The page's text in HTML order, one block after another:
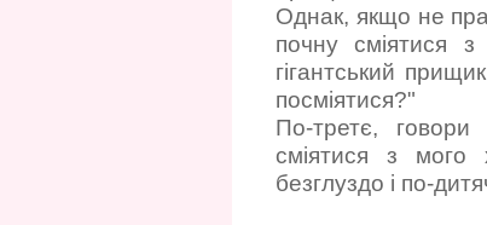
Однак, якщо не
почну сміятися
гігантський
посміятися?"
По-третє,
сміятися з мого
безглуздо і по-